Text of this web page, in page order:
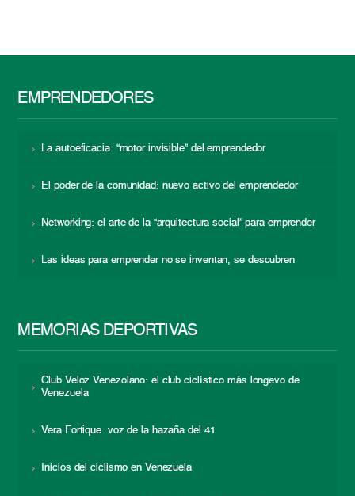
EMPRENDEDORES
La autoeficacia: “motor invisible” del emprendedor
El poder de la comunidad: nuevo activo del emprendedor
Networking: el arte de la “arquitectura social” para emprender
Las ideas para emprender no se inventan, se descubren
MEMORIAS DEPORTIVAS
Club Veloz Venezolano: el club ciclístico más longevo de
Venezuela
Vera Fortique: voz de la hazaña del 41
Inicios del ciclismo en Venezuela